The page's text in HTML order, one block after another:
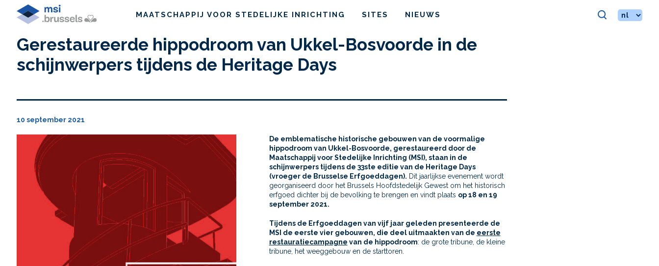
MAATSCHAPPIJ VOOR STEDELIJKE INRICHTING SITES NIEUWS
Gerestaureerde hippodroom van Ukkel-Bosvoorde in de
schijnwerpers tijdens de Heritage Days
10 september 2021
De emblematische historische gebouwen van de voormalige
hippodroom van Ukkel-Bosvoorde, gerestaureerd door de
Maatschappij voor Stedelijke Inrichting (MSI), staan in de
schijnwerpers tijdens de 33ste editie van de Heritage Days
(vroeger de Brusselse Erfgoeddagen). Dit jaarlijkse evenement wordt
georganiseerd door het Brussels Hoofdstedelijk Gewest om het historisch
erfgoed dichter bij de bevolking te brengen en vindt plaats op 18 en 19
september 2021.
Tijdens de Erfgoeddagen van vijf jaar geleden presenteerde de
MSI de eerste vier gebouwen, die deel uitmaakten van de eerste
restauratiecampagne van de hippodroom: de grote tribune, de kleine
tribune, het weeggebouw en de starttoren.